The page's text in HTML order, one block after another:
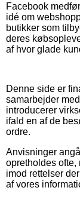
Facebook
idé om
butikker som
deres
af hvor glade
Denne side er
samarbejder
introducerer
ifald en af de
ordre.
Anvisninger
opretholdes ofte,
imod rettelser
af vores